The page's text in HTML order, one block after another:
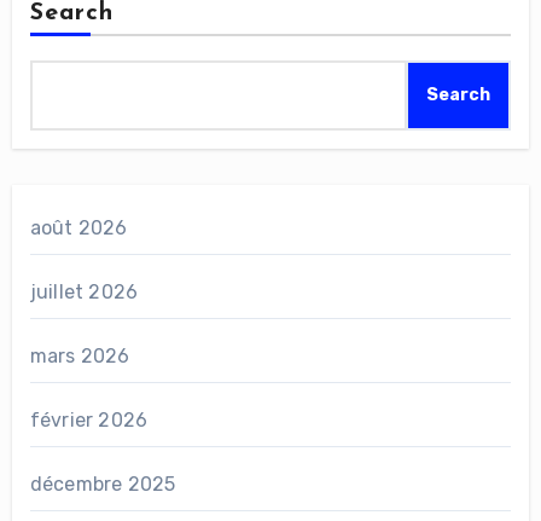
Search
Search
août 2026
juillet 2026
mars 2026
février 2026
décembre 2025